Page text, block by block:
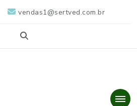
vendas1@sertved.com.br